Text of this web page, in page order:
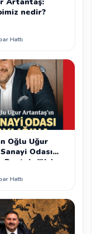
nedir?
Hattı
Oğlu Uğur
Odası
Destek: "Yolun
Hattı